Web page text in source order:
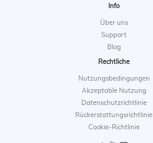
Info
Über uns
Support
Blog
Rechtliche
Nutzungsbedingungen
Akzeptable Nutzung
Datenschutzrichtlinie
Rückerstattungsrichtlinie
Cookie-Richtlinie